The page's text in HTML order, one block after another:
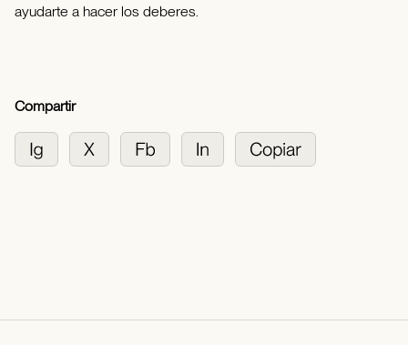
ayudarte a hacer los deberes.
Compartir